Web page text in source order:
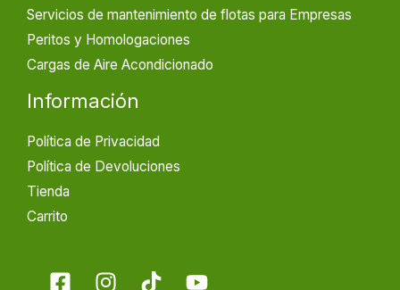
Servicios de mantenimiento de flotas para Empresas
Peritos y Homologaciones
Cargas de Aire Acondicionado
Información
Política de Privacidad
Política de Devoluciones
Tienda
Carrito